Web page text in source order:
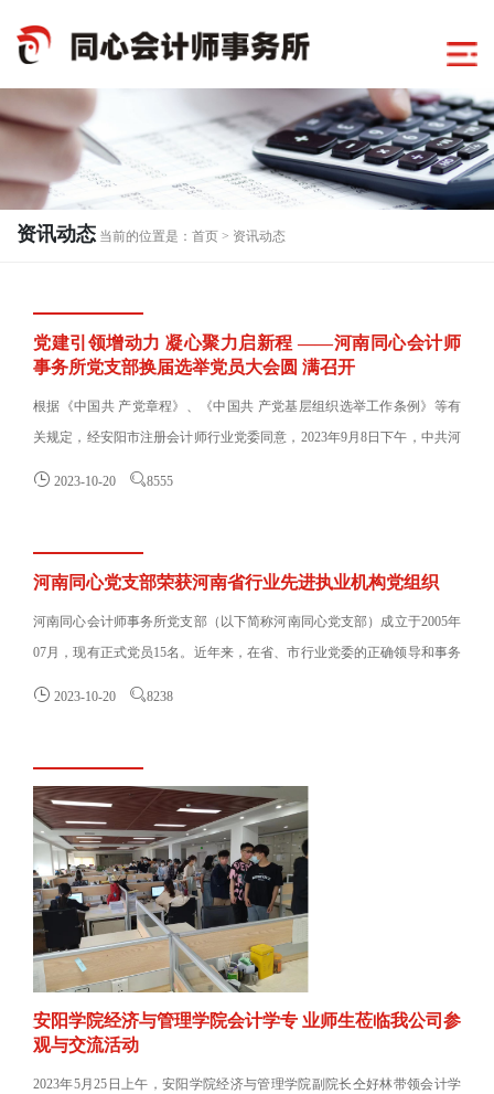
资讯动态 当前的位置是： 首页 > 资讯动态
党建引领增动力 凝心聚力启新程 ——河南同心会计师
事务所党支部换届选举党员大会圆 满召开
根据《中国共 产党章程》、《中国共 产党基层组织选举工作条例》等有
关规定，经安阳市注册会计师行业党委同意，2023年9月8日下午，中共河
南同心会计师事务所支部委......
 2023-10-20 8555
河南同心党支部荣获河南省行业先进执业机构党组织
河南同心会计师事务所党支部（以下简称河南同心党支部）成立于2005年
07月，现有正式党员15名。近年来，在省、市行业党委的正确领导和事务
所管理层的大力支持下，我......
 2023-10-20 8238
安阳学院经济与管理学院会计学专 业师生莅临我公司参
观与交流活动
2023年5月25日上午，安阳学院经济与管理学院副院长仝好林带领会计学